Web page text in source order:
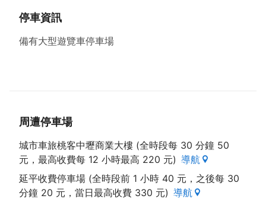
停車資訊
備有大型遊覽車停車場
周遭停車場
城市車旅桃客中壢商業大樓 (全時段每 30 分鐘 50
元，最高收費每 12 小時最高 220 元) 導航
延平收費停車場 (全時段前 1 小時 40 元，之後每 30
分鐘 20 元，當日最高收費 330 元) 導航